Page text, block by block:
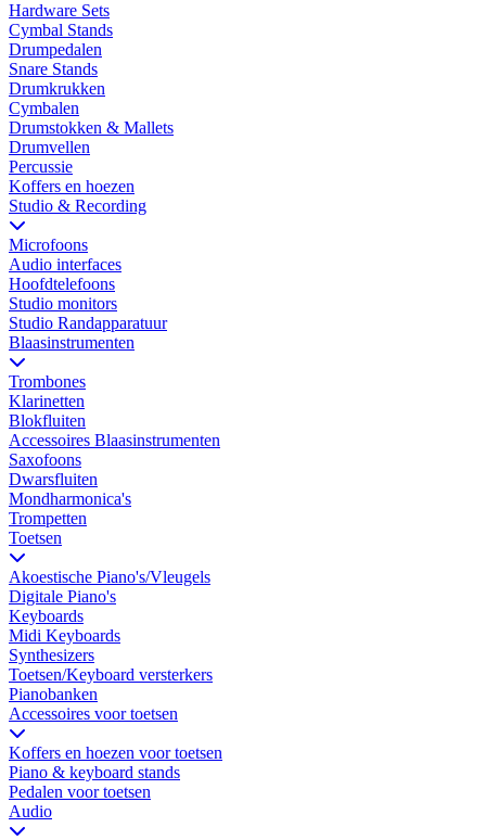
Hardware Sets
Cymbal Stands
Drumpedalen
Snare Stands
Drumkrukken
Cymbalen
Drumstokken & Mallets
Drumvellen
Percussie
Koffers en hoezen
Studio & Recording
Microfoons
Audio interfaces
Hoofdtelefoons
Studio monitors
Studio Randapparatuur
Blaasinstrumenten
Trombones
Klarinetten
Blokfluiten
Accessoires Blaasinstrumenten
Saxofoons
Dwarsfluiten
Mondharmonica's
Trompetten
Toetsen
Akoestische Piano's/Vleugels
Digitale Piano's
Keyboards
Midi Keyboards
Synthesizers
Toetsen/Keyboard versterkers
Pianobanken
Accessoires voor toetsen
Koffers en hoezen voor toetsen
Piano & keyboard stands
Pedalen voor toetsen
Audio